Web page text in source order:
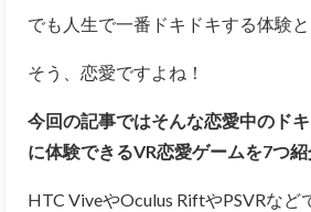
でも人生で一番ドキドキする体験
そう、恋愛ですよね！
今回の記事ではそんな恋愛中のドキ
に体験できるVR恋愛ゲームを7つ紹
HTC ViveやOculus RiftやPSVRなど